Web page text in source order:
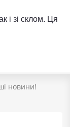
і зі склом. Ця
новини!